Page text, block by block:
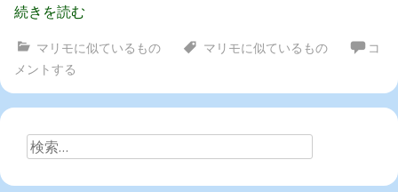
続きを読む
マリモに似ているもの マリモに似ているもの
コ
メントする
検